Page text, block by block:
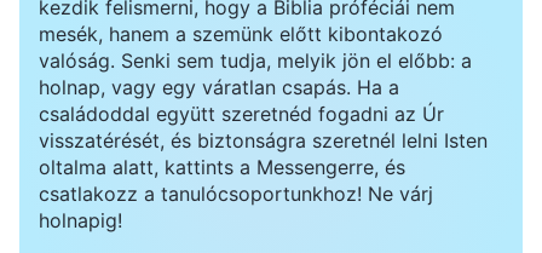
Ezután megnyíltam az állapotomról a vezetőnek,
és a vezető küldött nekem néhány részeletet
Isten szavaiból. Isten azt mondja: „Gyülekezeti
vezetőként nem elég az, ha megtanulod
problémák megoldására használni az igazságot,
meg kell tanulnod felfedezni és nevelni olyan
kezdik felismerni, hogy a Biblia próféciái nem
mesék, hanem a szemünk előtt kibontakozó
valóság. Senki sem tudja, melyik jön el előbb: a
holnap, vagy egy váratlan csapás. Ha a
családoddal együtt szeretnéd fogadni az Úr
visszatérését, és biztonságra szeretnél lelni Isten
oltalma alatt, kattints a Messengerre, és
csatlakozz a tanulócsoportunkhoz! Ne várj
holnapig!